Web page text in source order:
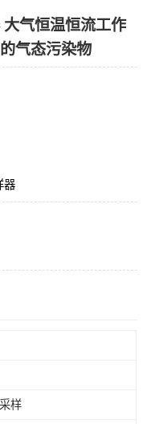
气恒温恒流工作
气态污染物
器
样
仪器